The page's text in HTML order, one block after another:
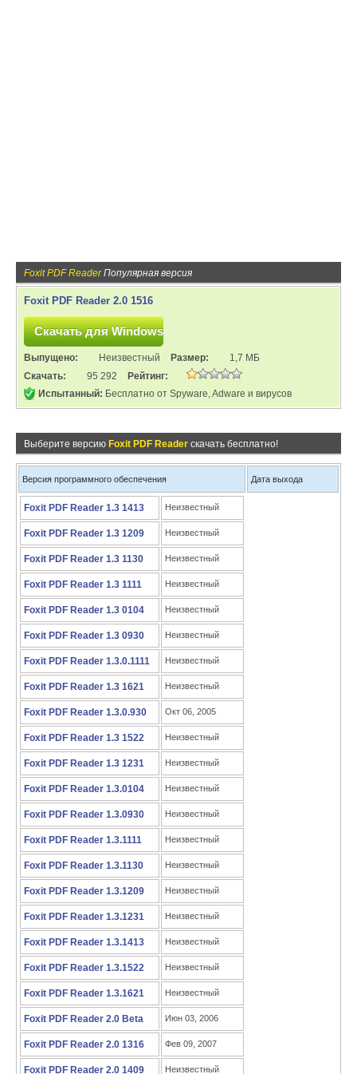
Foxit PDF ReaderПопулярная версия
Foxit PDF Reader 2.0 1516
Выпущено: Неизвестный Размер:
1,7 МБ
Скачать:
95 292
Рейтинг:
Испытанный: Бесплатно от Spyware, Adware и вирусов
Выберите версию Foxit PDF Reader скачать бесплатно!
Версия программного обеспечения Дата выхода
Foxit PDF Reader 1.3 1413 Неизвестный
Foxit PDF Reader 1.3 1209 Неизвестный
Foxit PDF Reader 1.3 1130 Неизвестный
Foxit PDF Reader 1.3 1111 Неизвестный
Foxit PDF Reader 1.3 0104 Неизвестный
Foxit PDF Reader 1.3 0930 Неизвестный
Foxit PDF Reader 1.3.0.1111 Неизвестный
Foxit PDF Reader 1.3 1621 Неизвестный
Foxit PDF Reader 1.3.0.930 Окт 06, 2005
Foxit PDF Reader 1.3 1522 Неизвестный
Foxit PDF Reader 1.3 1231 Неизвестный
Foxit PDF Reader 1.3.0104 Неизвестный
Foxit PDF Reader 1.3.0930 Неизвестный
Foxit PDF Reader 1.3.1111 Неизвестный
Foxit PDF Reader 1.3.1130 Неизвестный
Foxit PDF Reader 1.3.1209 Неизвестный
Foxit PDF Reader 1.3.1231 Неизвестный
Foxit PDF Reader 1.3.1413 Неизвестный
Foxit PDF Reader 1.3.1522 Неизвестный
Foxit PDF Reader 1.3.1621 Неизвестный
Foxit PDF Reader 2.0 Beta Июн 03, 2006
Foxit PDF Reader 2.0 1316 Фев 09, 2007
Foxit PDF Reader 2.0 1409 Неизвестный